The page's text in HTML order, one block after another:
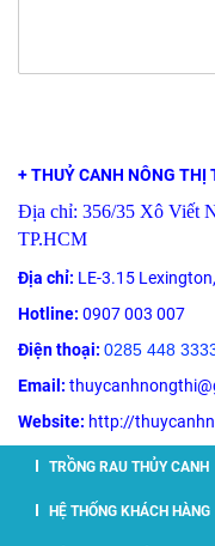
+ THUỶ CANH NÔNG THỊ
Địa chỉ: 356/35 Xô Viết
TP.HCM
Địa chỉ: LE-3.15
Hotline: 0907 003 007
Điện thoại: 0285 448
Email:
Website: http://
TRỒNG RAU THỦY CANH
HỆ THỐNG KHÁCH HÀNG